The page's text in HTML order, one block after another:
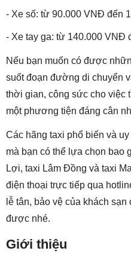
- Xe số: từ 90.000 VNĐ đến
- Xe tay ga: từ 140.000 VNĐ
Nếu bạn muốn có được
suốt đoạn đường di chuyển
thời gian, công sức cho việc
một phương tiện đáng cân
Các hãng taxi phổ biến và
mà bạn có thể lựa chọn bao
Lợi, taxi Lâm Đồng và taxi
điện thoại trực tiếp qua
lễ tân, bảo vệ của khách
được nhé.
Giới thiệu